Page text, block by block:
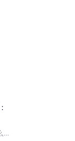
形